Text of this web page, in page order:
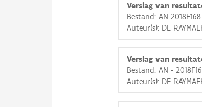
+ −
Verslag van
Bestand: AN
Auteur(s): DE
Verslag van
Bestand: AN -
Auteur(s): DE